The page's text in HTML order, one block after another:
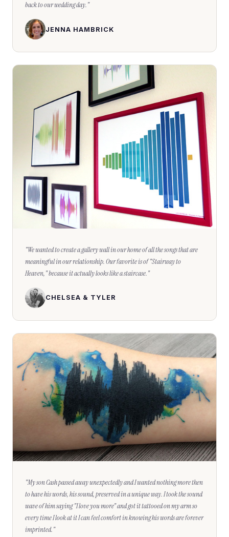
back to our wedding day."
JENNA HAMBRICK
"We wanted to create a gallery wall in our home of all the songs that are
meaningful in our relationship. Our favorite is of "Stairway to
Heaven," because it actually looks like a staircase."
CHELSEA & TYLER
"My son Cash passed away unexpectedly and I wanted nothing more then
to have his words, his sound, preserved in a unique way. I took the sound
wave of him saying "I love you more" and got it tattooed on my arm so
every time I look at it I can feel comfort in knowing his words are forever
imprinted."